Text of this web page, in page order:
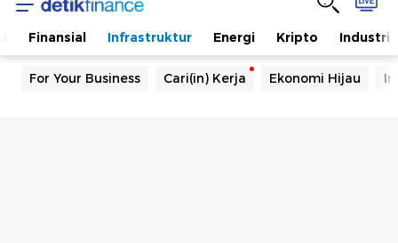
Finansial Infrastruktur Energi Kripto Industri
For Your Business Cari(in) Kerja Ekonomi Hijau